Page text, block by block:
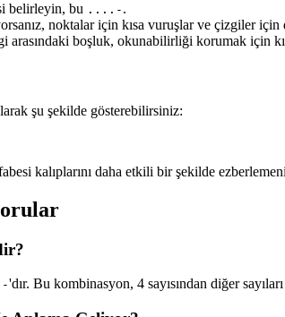
belirleyin, bu ....- .
noktalar için kısa vuruşlar ve çizgiler için
arasındaki boşluk, okunabilirliği korumak için
şu şekilde gösterebilirsiniz:
kalıplarını daha etkili bir şekilde
'dır. Bu kombinasyon, 4 sayısından diğer